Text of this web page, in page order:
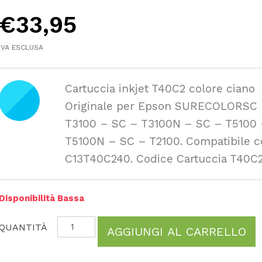
33,95
ESCLUSA
Cartuccia inkjet T40C2 colore ciano
Originale per Epson SURECOLORSC
T3100 – SC – T3100N – SC –
T5100N – SC – T2100. Compatibile
C13T40C240. Codice Cartuccia
Bassa
AGGIUNGI AL CARRELLO